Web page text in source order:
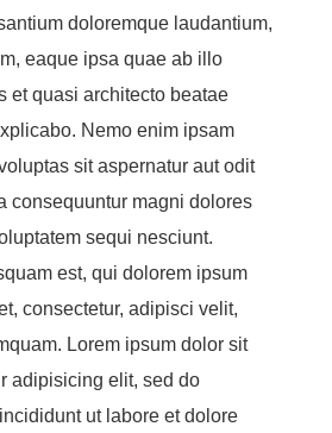
doloremque laudantium,
eaque ipsa quae ab illo
et quasi architecto beatae
Nemo enim ipsam
sit aspernatur aut odit
consequuntur magni dolores
sequi nesciunt.
est, qui dolorem ipsum
consectetur, adipisci velit,
Lorem ipsum dolor sit
adipisicing elit, sed do
ut labore et dolore